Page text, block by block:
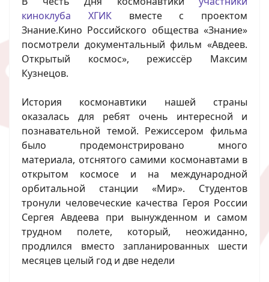
киноклуба ХГИКвместе с проектом
Знание.Кино Российского общества «Знание»
посмотрели документальный фильм «Авдеев.
Открытый космос», режиссёр Максим
Кузнецов.
История космонавтики нашей страны
оказалась для ребят очень интересной и
познавательной темой. Режиссером фильма
было продемонстрировано много
материала, отснятого самими космонавтами в
открытом космосе и на международной
орбитальной станции «Мир». Студентов
тронули человеческие качества Героя России
Сергея Авдеева при вынужденном и самом
трудном полете, который, неожиданно,
продлился вместо запланированных шести
месяцев целый год и две недели